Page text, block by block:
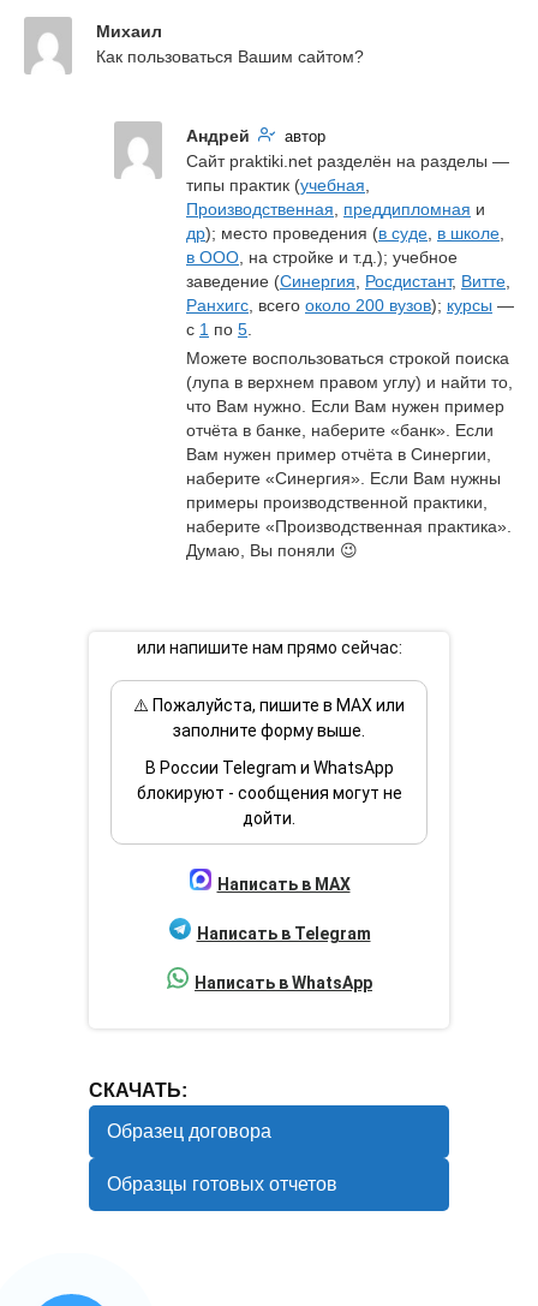
Михаил
Как пользоваться Вашим сайтом?
Андрей автор
Сайт praktiki.net разделён на разделы —
типы практик (учебная
Производственная
преддипломная
др); место проведения (в суде в школе
в ООО , на стройке и т.д.); учебное
заведение (Синергия Росдистант, Витте
Ранхигс , всего около 200 вузов); курсы —
с 1 по 5
Можете воспользоваться строкой поиска
(лупа в верхнем правом углу) и найти то,
что Вам нужно. Если Вам нужен пример
отчёта в банке, наберите «банк». Если
Вам нужен пример отчёта в Синергии,
наберите «Синергия». Если Вам нужны
примеры производственной практики,
наберите «Производственная практика».
Думаю, Вы поняли 😉
или напишите нам прямо сейчас:
⚠️ Пожалуйста, пишите в MAX или
заполните форму выше.
В России Telegram и WhatsApp
блокируют - сообщения могут не
дойти.
Написать в MAX
Написать в Telegram
Написать в WhatsApp
СКАЧАТЬ:
Образец договора
Образцы готовых отчетов